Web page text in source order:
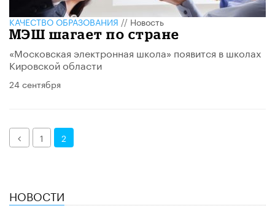
КАЧЕСТВО ОБРАЗОВАНИЯ//Новость
МЭШ шагает по стране
«Московская электронная школа» появится в школах
Кировской области
24 сентября
Назад1 2
НОВОСТИ